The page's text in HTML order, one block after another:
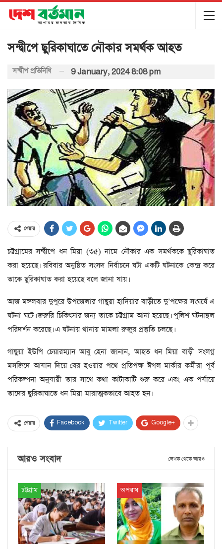
সন্দ্বীপে ছুরিকাঘাতে নৌকার সমর্থক আহত
সন্দ্বীপ প্রতিনিধি 9 January, 2024 8:08 pm
শেয়ার
চট্টগ্রামের সন্দ্বীপে ধন মিয়া (৩৫) নামে নৌকার এক সমর্থককে ছুরিকাঘাত
করা হয়েছে। রবিবার অনুষ্ঠিত সংসদ নির্বাচনে ঘটা একটি ঘটনাকে কেন্দ্র করে
তাকে ছুরিকাঘাত করা হয়েছে বলে জানা যায়।
আজ মঙ্গলবার দুপুরে উপজেলার গাছুয়া হাদিয়ার বাড়ীতে দু’পক্ষের সংঘর্ষে এ
ঘটনা ঘটে। জরুরি চিকিৎসার জন্য তাকে চট্টগ্রাম আনা হয়েছে। পুলিশ ঘটনাস্থল
পরিদর্শন করেছে। এ ঘটনায় থানায় মামলা রুজুর প্রস্তুতি চলছে।
গাছুয়া ইউপি চেয়ারম্যান আবু হেনা জানান, আহত ধন মিয়া বাড়ী সংলগ্ন
মসজিদে আযান দিয়ে বের হওয়ার পথে প্রতিপক্ষ ঈগল মার্কার কর্মীরা পূর্ব
পরিকল্পনা অনুযায়ী তার সাথে কথা কাটাকাটি শুরু করে এবং এক পর্যায়ে
তাদের ছুরিকাঘাতে ধন মিয়া মারাত্মকভাবে আহত হন।
শেয়ার Facebook Twitter Google+
আরও সংবাদ লেখক থেকে আরও
চট্টগ্রাম অপরাধ